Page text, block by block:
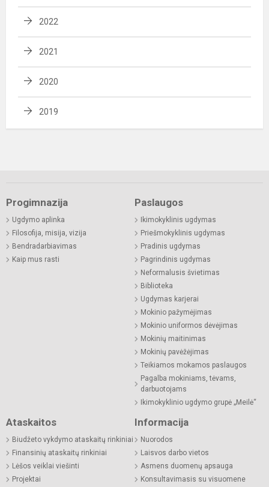
2022
2021
2020
2019
Progimnazija
Ugdymo aplinka
Filosofija, misija, vizija
Bendradarbiavimas
Kaip mus rasti
Paslaugos
Ikimokyklinis ugdymas
Priešmokyklinis ugdymas
Pradinis ugdymas
Pagrindinis ugdymas
Neformalusis švietimas
Biblioteka
Ugdymas karjerai
Mokinio pažymėjimas
Mokinio uniformos dėvėjimas
Mokinių maitinimas
Mokinių pavėžėjimas
Teikiamos mokamos paslaugos
Pagalba mokiniams, tėvams,
darbuotojams
Ikimokyklinio ugdymo grupė „Meilė“
Ataskaitos
Biudžeto vykdymo ataskaitų rinkiniai
Finansinių ataskaitų rinkiniai
Lėšos veiklai viešinti
Projektai
Informacija
Nuorodos
Laisvos darbo vietos
Asmens duomenų apsauga
Konsultavimasis su visuomene